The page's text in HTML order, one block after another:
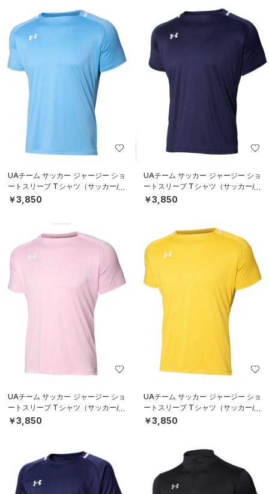
UAチーム サッカー ジャージー ショ
ートスリーブ Tシャツ（サッカー/M
EN）
￥3,850
UAチーム サッカー ジャージー ショ
ートスリーブ Tシャツ（サッカー/M
EN）
￥3,850
UAチーム サッカー ジャージー ショ
ートスリーブ Tシャツ（サッカー/M
EN）
￥3,850
UAチーム サッカー ジャージー ショ
ートスリーブ Tシャツ（サッカー/M
EN）
￥3,850